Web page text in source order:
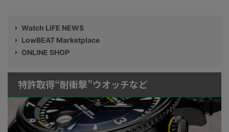
Watch LIFE NEWS
LowBEAT Marketplace
ONLINE SHOP
特許取得“耐衝撃”ウオッチなど